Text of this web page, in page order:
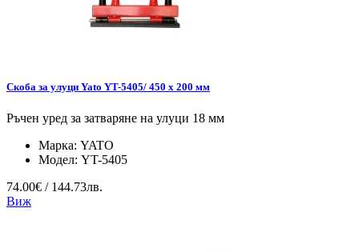
Скоба за улуци Yato YT-5405/ 450 x 200 мм
Ръчен уред за затваряне на улуци 18 мм
Марка: YATO
Модел: YT-5405
74.00€ / 144.73лв.
Виж